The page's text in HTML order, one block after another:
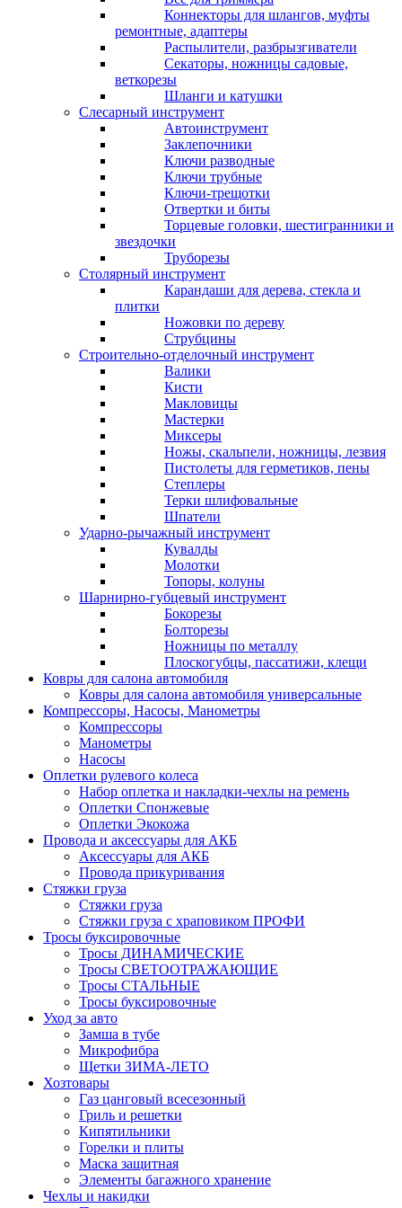
Коннекторы для шлангов, муфты
ремонтные, адаптеры
Распылители, разбрызгиватели
Секаторы, ножницы садовые,
веткорезы
Шланги и катушки
Слесарный инструмент
Автоинструмент
Заклепочники
Ключи разводные
Ключи трубные
Ключи-трещотки
Отвертки и биты
Торцевые головки, шестигранники и
звездочки
Труборезы
Столярный инструмент
Карандаши для дерева, стекла и
плитки
Ножовки по дереву
Струбцины
Строительно-отделочный инструмент
Валики
Кисти
Макловицы
Мастерки
Миксеры
Ножы, скальпели, ножницы, лезвия
Пистолеты для герметиков, пены
Степлеры
Терки шлифовальные
Шпатели
Ударно-рычажный инструмент
Кувалды
Молотки
Топоры, колуны
Шарнирно-губцевый инструмент
Бокорезы
Болторезы
Ножницы по металлу
Плоскогубцы, пассатижи, клещи
Ковры для салона автомобиля
Ковры для салона автомобиля универсальные
Компрессоры, Насосы, Манометры
Компрессоры
Манометры
Насосы
Оплетки рулевого колеса
Набор оплетка и накладки-чехлы на ремень
Оплетки Спонжевые
Оплетки Экокожа
Провода и аксессуары для АКБ
Аксессуары для АКБ
Провода прикуривания
Стяжки груза
Стяжки груза
Стяжки груза с храповиком ПРОФИ
Тросы буксировочные
Тросы ДИНАМИЧЕСКИЕ
Тросы СВЕТООТРАЖАЮЩИЕ
Тросы СТАЛЬНЫЕ
Тросы буксировочные
Уход за авто
Замша в тубе
Микрофибра
Щетки ЗИМА-ЛЕТО
Хозтовары
Газ цанговый всесезонный
Гриль и решетки
Кипятильники
Горелки и плиты
Маска защитная
Элементы багажного хранение
Чехлы и накидки